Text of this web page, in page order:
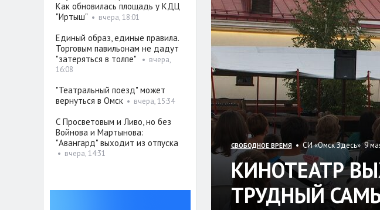
СВОБОДНОЕ ВРЕМЯ• СИ «Омск Здесь» 9
КИНОТЕАТР
ТРУДНЫЙ
Как обновилась площадь у КДЦ
"Иртыш" • вчера, 18:01
Единый образ, единые правила.
Торговым павильонам не дадут
"затеряться в толпе"
• вчера,
16:08
"Театральный поезд" может
вернуться в Омск• вчера, 15:34
С Просветовым и Ливо, но без
Войнова и Мартынова:
"Авангард" выходит из отпуска
• вчера, 14:31